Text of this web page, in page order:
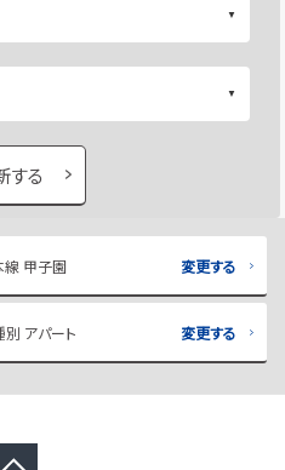
する
線 甲子園 変更する
アパート 変更する